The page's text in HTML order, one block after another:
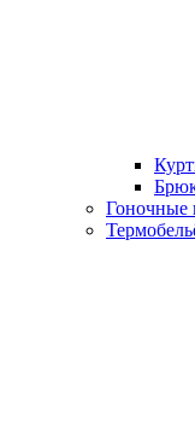
Гоночные